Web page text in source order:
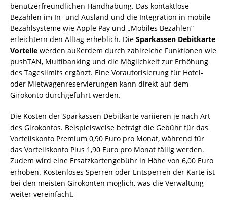
benutzerfreundlichen Handhabung. Das kontaktlose
Bezahlen im In- und Ausland und die Integration in mobile
Bezahlsysteme wie Apple Pay und „Mobiles Bezahlen“
erleichtern den Alltag erheblich. Die Sparkassen Debitkarte
Vorteile werden außerdem durch zahlreiche Funktionen wie
pushTAN, Multibanking und die Möglichkeit zur Erhöhung
des Tageslimits ergänzt. Eine Vorautorisierung für Hotel-
oder Mietwagenreservierungen kann direkt auf dem
Girokonto durchgeführt werden.
Die Kosten der Sparkassen Debitkarte variieren je nach Art
des Girokontos. Beispielsweise beträgt die Gebühr für das
Vorteilskonto Premium 0,90 Euro pro Monat, während für
das Vorteilskonto Plus 1,90 Euro pro Monat fällig werden.
Zudem wird eine Ersatzkartengebühr in Höhe von 6,00 Euro
erhoben. Kostenloses Sperren oder Entsperren der Karte ist
bei den meisten Girokonten möglich, was die Verwaltung
weiter vereinfacht.